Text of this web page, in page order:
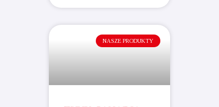
NASZE PRODUKTY